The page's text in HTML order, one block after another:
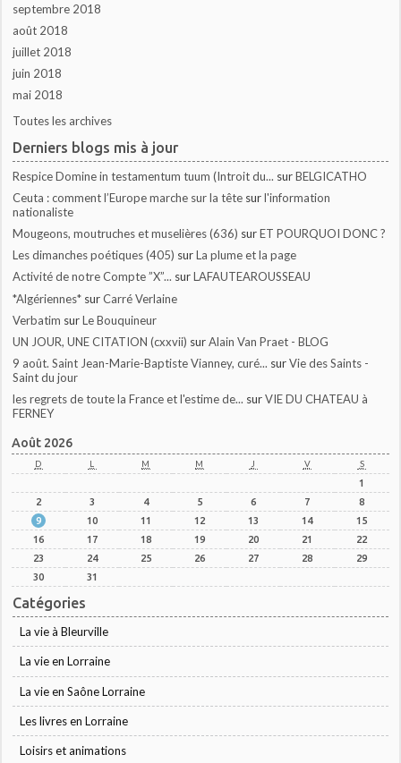
septembre 2018
août 2018
juillet 2018
juin 2018
mai 2018
Toutes les archives
Derniers blogs mis à jour
Respice Domine in testamentum tuum (Introit du... surBELGICATHO
Ceuta : comment l’Europe marche sur la tête surl'information
nationaliste
Mougeons, moutruches et muselières (636) surET POURQUOI DONC ?
Les dimanches poétiques (405) surLa plume et la page
Activité de notre Compte ”X”... surLAFAUTEAROUSSEAU
*Algériennes* surCarré Verlaine
Verbatim surLe Bouquineur
UN JOUR, UNE CITATION (cxxvii) surAlain Van Praet - BLOG
9 août. Saint Jean-Marie-Baptiste Vianney, curé... surVie des Saints -
Saint du jour
les regrets de toute la France et l'estime de... surVIE DU CHATEAU à
FERNEY
Août 2026
D L M M J V S
1
2
3 4 5 6 7
8
9
10 11 12 13 14
15
16
17 18 19 20 21
22
23
24 25 26 27 28
29
30
31
Catégories
La vie à Bleurville
La vie en Lorraine
La vie en Saône Lorraine
Les livres en Lorraine
Loisirs et animations